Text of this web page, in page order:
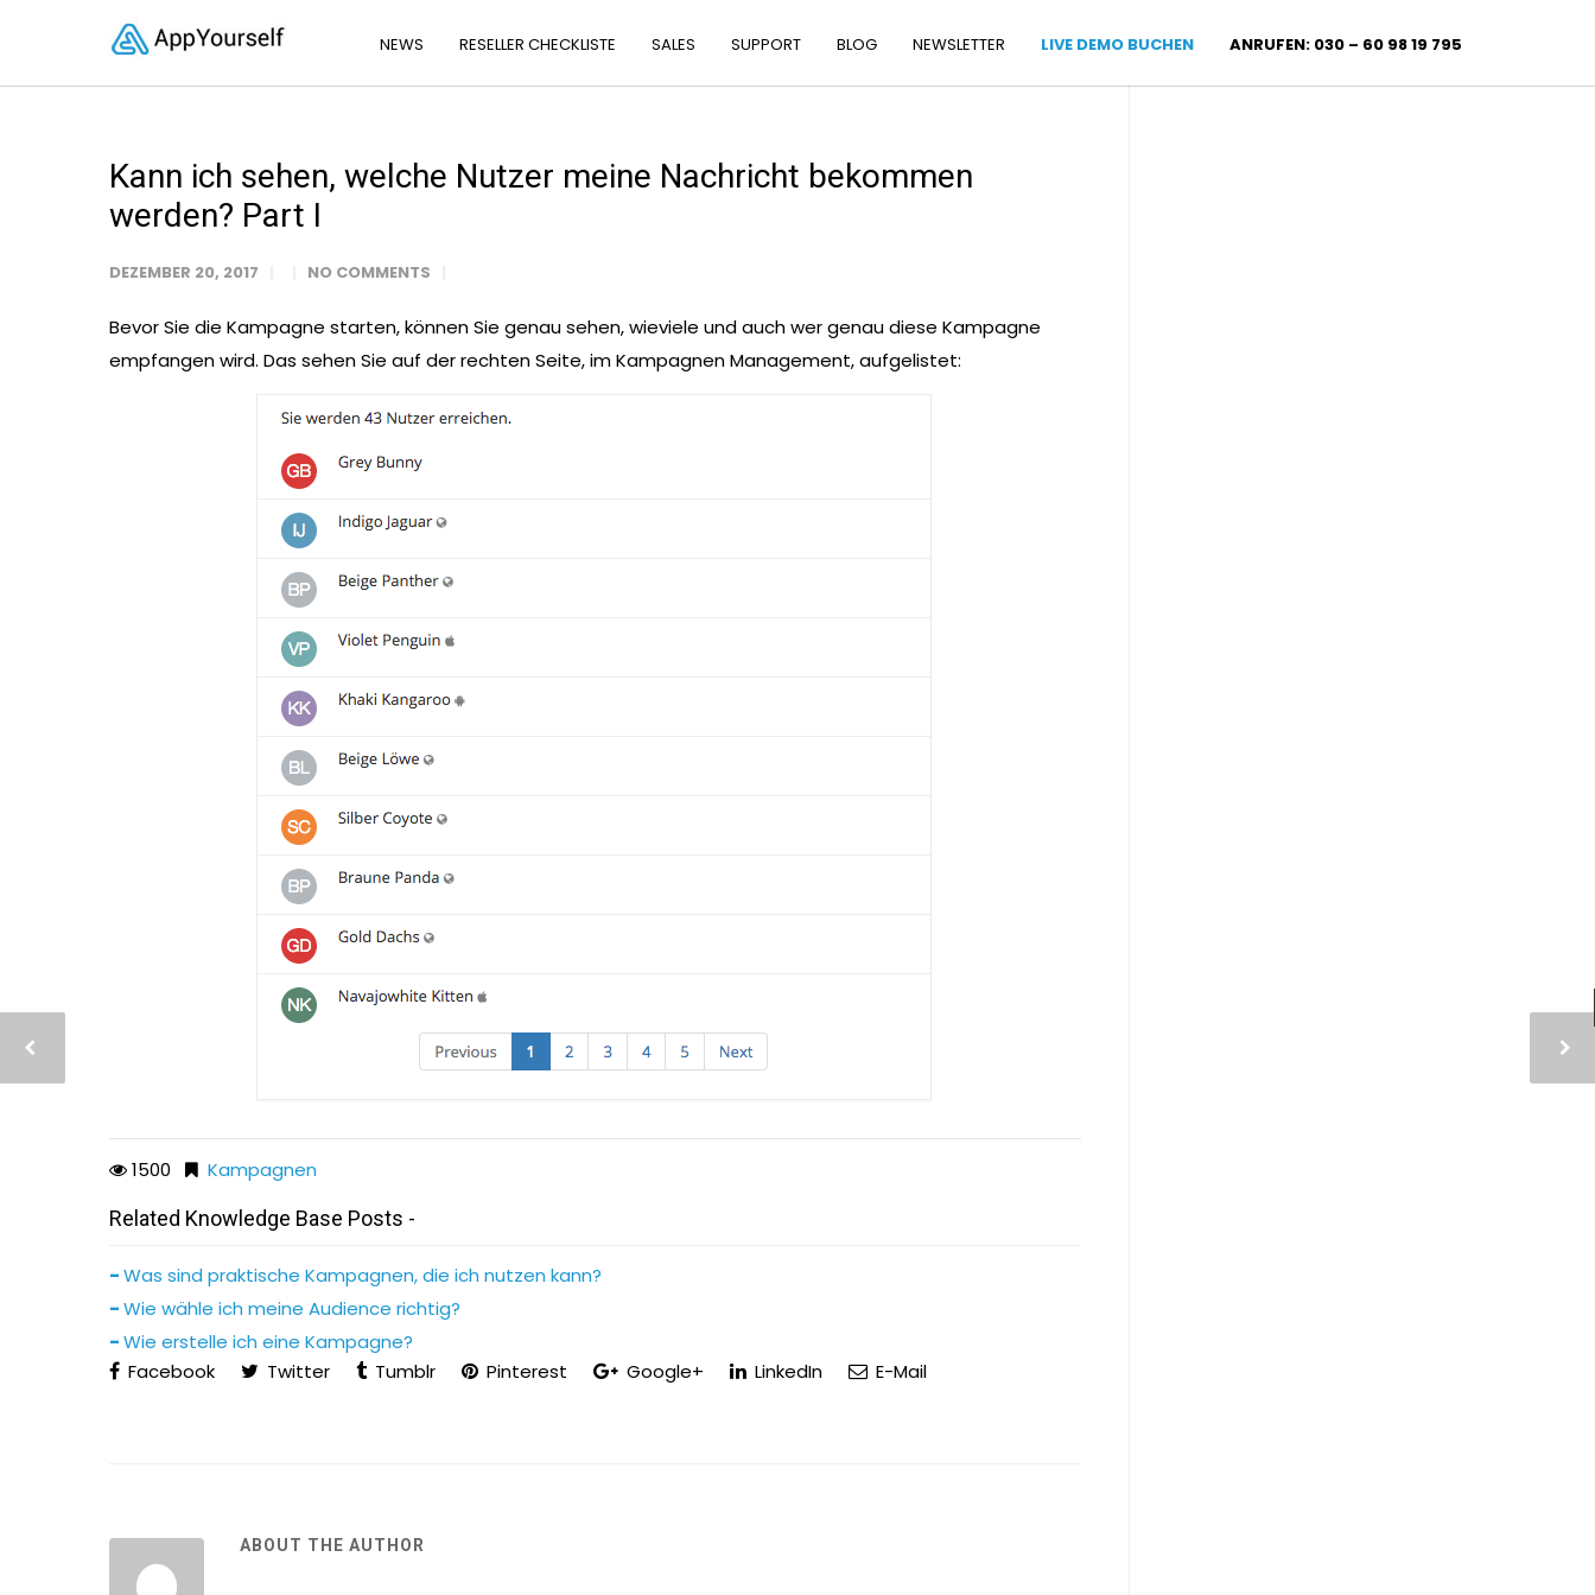
NEWS RESELLER CHECKLISTE SALES SUPPORT BLOG NEWSLETTER LIVE DEMO BUCHEN ANRUFEN: 030 – 60 98 19 795
Kann ich sehen, welche Nutzer meine Nachricht bekommen
werden? Part I
DEZEMBER 20, 2017 NO COMMENTS
Bevor Sie die Kampagne starten, können Sie genau sehen, wieviele und auch wer genau diese Kampagne
empfangen wird. Das sehen Sie auf der rechten Seite, im Kampagnen Management, aufgelistet:
1500
Kampagnen
Related Knowledge Base Posts -
Was sind praktische Kampagnen, die ich nutzen kann?
Wie wähle ich meine Audience richtig?
Wie erstelle ich eine Kampagne?
Facebook
Twitter Tumblr Pinterest Google+ LinkedIn E-Mail
ABOUT THE AUTHOR